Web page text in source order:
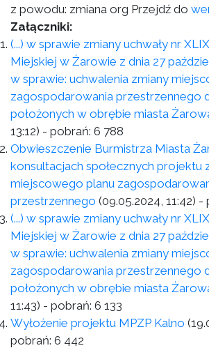
z powodu: zmiana org Przejdź do
Załączniki:
(...) w sprawie zmiany uchwały nr
Miejskiej w Żarowie z dnia 27
w sprawie: uchwalenia zmiany
zagospodarowania przestrzennego
położonych w obrębie miasta
13:12) - pobrań: 6 788
Obwieszczenie Burmistrza Miasta
konsultacjach społecznych projektu
miejscowego planu
przestrzennego (09.05.2024, 11:42) -
(...) w sprawie zmiany uchwały nr
Miejskiej w Żarowie z dnia 27
w sprawie: uchwalenia zmiany
zagospodarowania przestrzennego
położonych w obrębie miasta
11:43) - pobrań: 6 133
Wyłożenie projektu MPZP Kalno
pobrań: 6 442